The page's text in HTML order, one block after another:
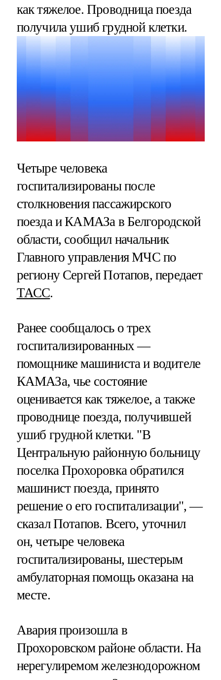
как тяжелое. Проводница поезда
получила ушиб грудной клетки.
Четыре человека
госпитализированы после
столкновения пассажирского
поезда и КАМАЗа в Белгородской
области, сообщил начальник
Главного управления МЧС по
региону Сергей Потапов, передает
ТАСС.
Ранее сообщалось о трех
госпитализированных —
помощнике машиниста и водителе
КАМАЗа, чье состояние
оценивается как тяжелое, а также
проводнице поезда, получившей
ушиб грудной клетки. "В
Центральную районную больницу
поселка Прохоровка обратился
машинист поезда, принято
решение о его госпитализации", —
сказал Потапов. Всего, уточнил
он, четыре человека
госпитализированы, шестерым
амбулаторная помощь оказана на
месте.
Авария произошла в
Прохоровском районе области. На
нерегулиремом железнодорожном